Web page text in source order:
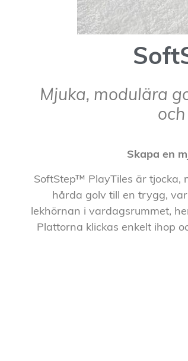
Mjuka, modulära
Skapa en
SoftStep™ PlayTiles är tjocka,
hårda golv till en trygg,
lekhörnan i vardagsrummet,
Plattorna klickas enkelt ihop